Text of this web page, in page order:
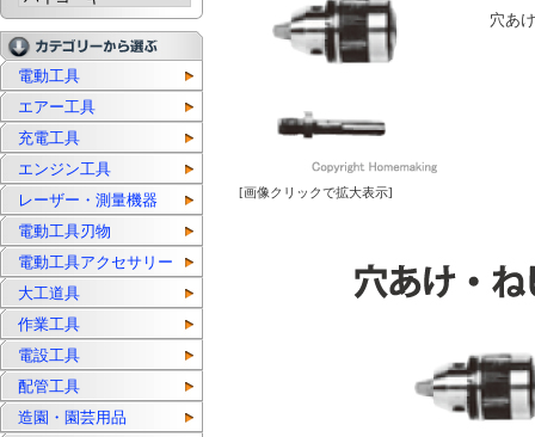
電動工具
エアー工具
充電工具
エンジン工具
レーザー・測量機器
電動工具刃物
電動工具アクセサリー
大工道具
作業工具
電設工具
配管工具
造園・園芸用品
[画像クリックで拡大表示]
穴あ